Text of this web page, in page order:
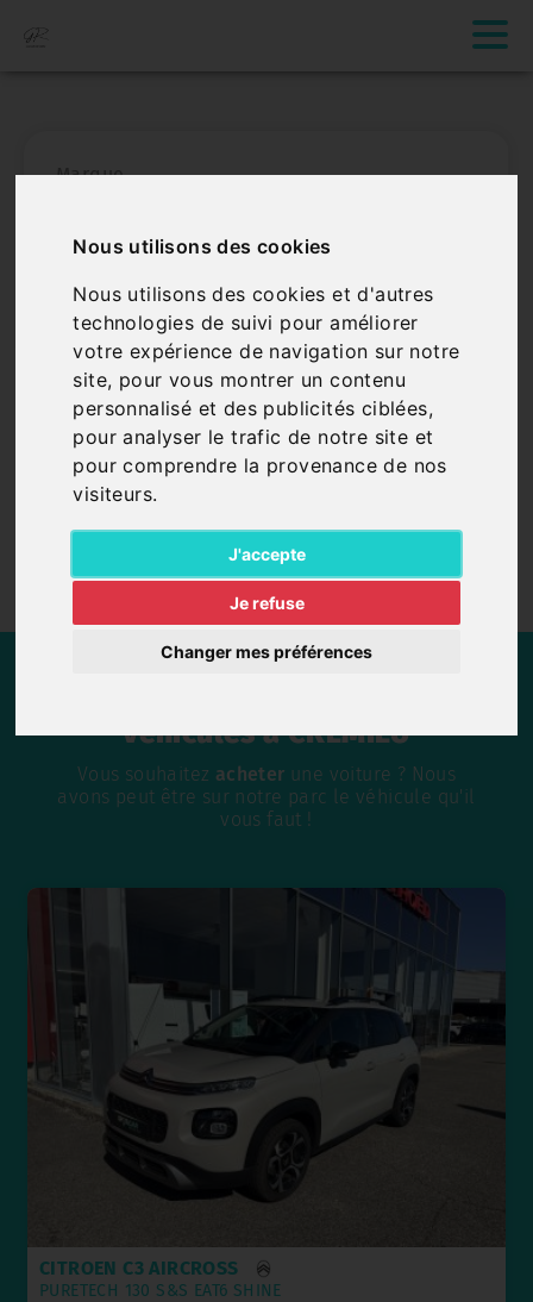
Nous utilisons des cookies
Nous utilisons des cookies et d'autres
technologies de suivi pour améliorer
votre expérience de navigation sur notre
site, pour vous montrer un contenu
personnalisé et des publicités ciblées,
pour analyser le trafic de notre site et
pour comprendre la provenance de nos
visiteurs.
J'accepte
Je refuse
Changer mes préférences
Marque
Rechercher
Je vends mon véhicule
Voir tous les véhicules
véhicules à CREMIEU
Vous souhaitez acheter une voiture ? Nous
avons peut être sur notre parc le véhicule qu'il
vous faut !
CITROËN C5 AIRCROSS
HYBRIDE 145CH AUTO MAX